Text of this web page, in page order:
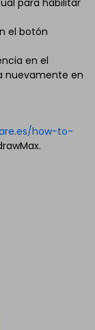
para habilitar
el botón
en el
nuevamente en
how-to-